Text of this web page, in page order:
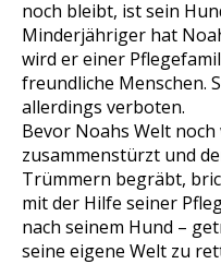
noch bleibt, ist sein
Minderjähriger hat
wird er einer
freundliche Menschen.
allerdings verboten.
Bevor Noahs Welt
zusammenstürzt und
Trümmern begräbt,
mit der Hilfe seiner
nach seinem Hund –
seine eigene Welt zu